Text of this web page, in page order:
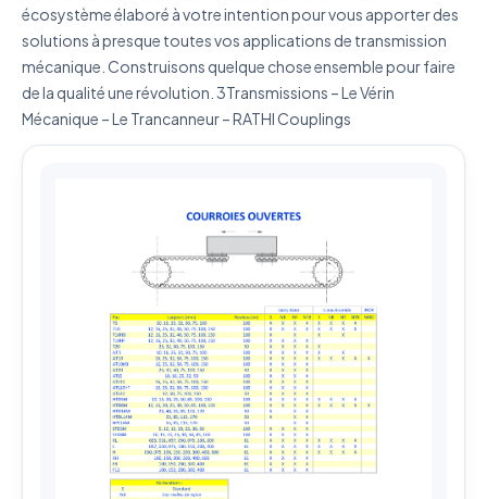
écosystème élaboré à votre intention pour vous apporter des
solutions à presque toutes vos applications de transmission
mécanique. Construisons quelque chose ensemble pour faire
de la qualité une révolution. 3Transmissions – Le Vérin
Mécanique – Le Trancanneur – RATHI Couplings
Envoyer ma demande de devis
Vos données sont protégées et ne seront jamais
partagées